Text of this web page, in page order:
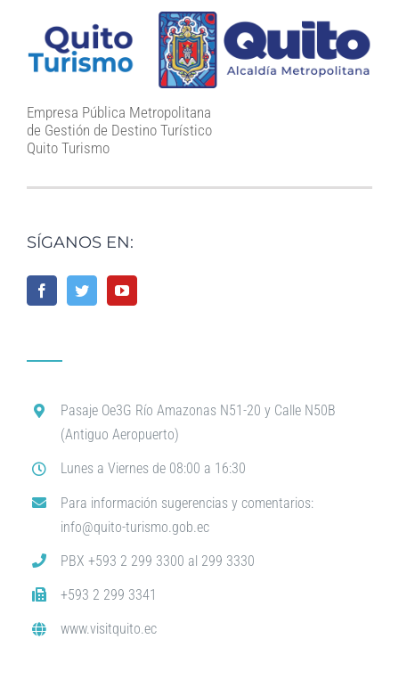
Empresa Pública Metropolitana
de Gestión de Destino Turístico
Quito Turismo
SÍGANOS EN:
Pasaje Oe3G Río Amazonas N51-20 y Calle N50B
(Antiguo Aeropuerto)
Lunes a Viernes de 08:00 a 16:30
Para información sugerencias y comentarios:
info@quito-turismo.gob.ec
PBX +593 2 299 3300 al 299 3330
+593 2 299 3341
www.visitquito.ec